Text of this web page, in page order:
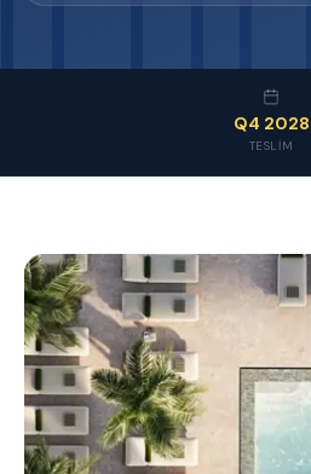
Q4 2028
TESLIM